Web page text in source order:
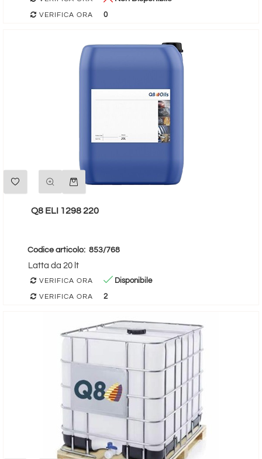
VERIFICA ORA 0
Q8 ELI 1298 220
Codice articolo: 853/768
Latta da 20 lt
VERIFICA ORA Disponibile
VERIFICA ORA 2